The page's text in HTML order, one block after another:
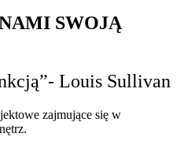
SWOJĄ
Louis Sullivan
zajmujące się w